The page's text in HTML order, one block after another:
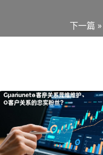
下一篇 »